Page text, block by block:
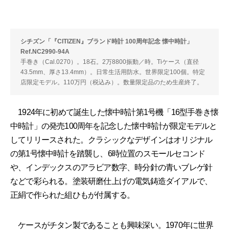
シチズン「『CITIZEN』ブランド時計 100周年記念 懐中時計」
Ref.NC2990-94A
手巻き（Cal.0270）。18石。2万8800振動／時。Tiケース（直径
43.5mm、厚さ13.4mm）。日常生活用防水。世界限定100個。特定
店限定モデル。110万円（税込み）。数量限定品のため生産終了。
1924年に初めて誕生した懐中時計第1号機「16型手巻き懐
中時計」の発売100周年を記念した懐中時計が限定モデルと
してリリースされた。クラシックなデザインはオリジナル
の第1号懐中時計を踏襲し、6時位置のスモールセコンド
や、インデックスのアラビア数字、時分針の青いブレゲ針
などで彩られる。塗装研磨仕上げの電気鋳造ダイアルで、
正絹で作られた組ひもが付属する。
ケースがチタン製であることも興味深い。1970年に世界